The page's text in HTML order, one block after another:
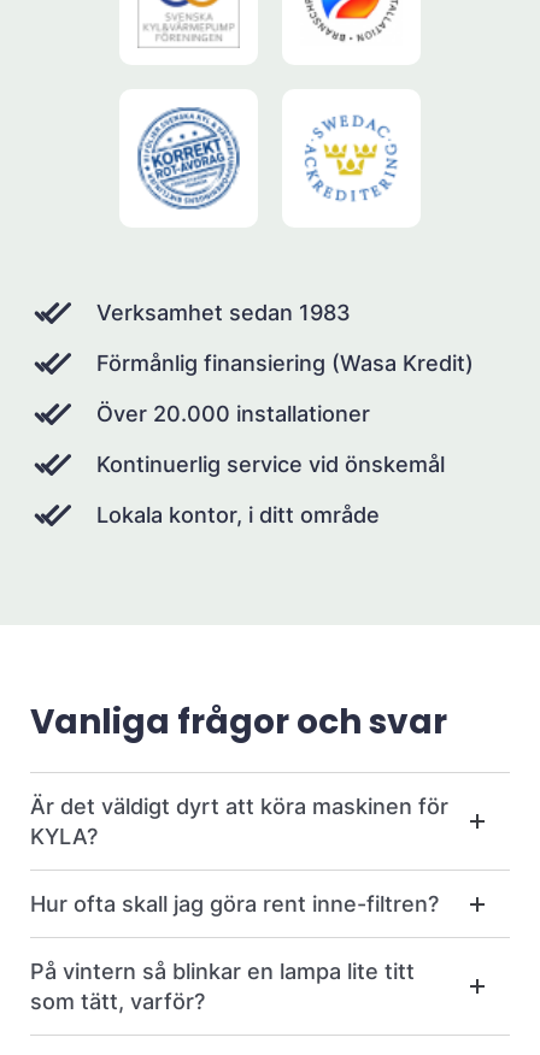
Verksamhet sedan 1983
Förmånlig finansiering (Wasa Kredit)
Över 20.000 installationer
Kontinuerlig service vid önskemål
Lokala kontor, i ditt område
Vanliga frågor och svar
Är det väldigt dyrt att köra maskinen för
KYLA?
Hur ofta skall jag göra rent inne-filtren?
På vintern så blinkar en lampa lite titt
som tätt, varför?